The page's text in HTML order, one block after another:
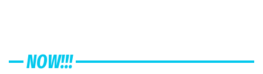
NOW!!!